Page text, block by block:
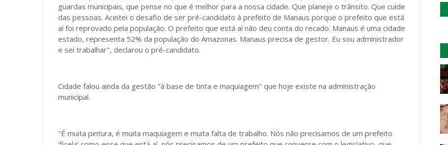
guardas municipais, que pense no que é melhor para a nossa cidade. Que planeje o trânsito. Que cuide
das pessoas. Aceitei o desafio de ser pré-candidato à prefeito de Manaus porque o prefeito que está
aí foi reprovado pela população. O prefeito que está aí não deu conta do recado. Manaus é uma cidade
estado, representa 52% da população do Amazonas. Manaus precisa de gestor. Eu sou administrador
e sei trabalhar", declarou o pré-candidato.
Cidade falou ainda da gestão "à base de tinta e maquiagem" que hoje existe na administração
municipal.
"É muita pintura, é muita maquiagem e muita falta de trabalho. Nós não precisamos de um prefeito